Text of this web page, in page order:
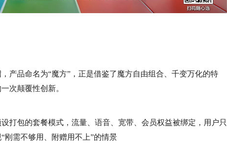
产品命名为“魔方”，正是借鉴了魔方自由组合、千变万化的特
次颠覆性创新。
打包的套餐模式，流量、语音、宽带、会员权益被绑定，用户只
刚需不够用、附赠用不上”的情景